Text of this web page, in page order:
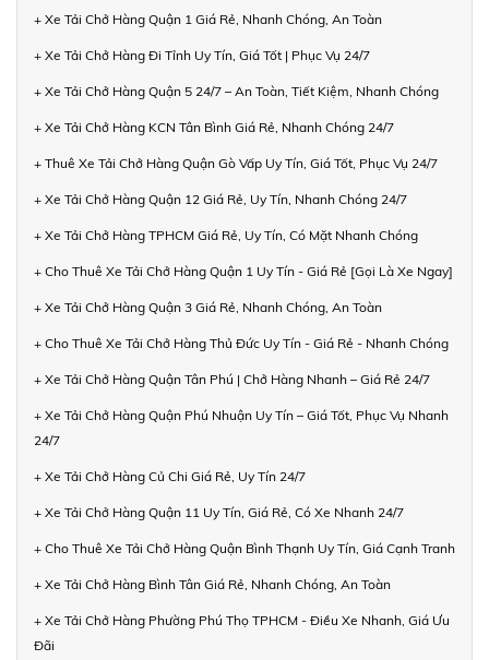
+ Xe Tải Chở Hàng Quận 1 Giá Rẻ, Nhanh Chóng, An Toàn
+ Xe Tải Chở Hàng Đi Tỉnh Uy Tín, Giá Tốt | Phục Vụ 24/7
+ Xe Tải Chở Hàng Quận 5 24/7 – An Toàn, Tiết Kiệm, Nhanh Chóng
+ Xe Tải Chở Hàng KCN Tân Bình Giá Rẻ, Nhanh Chóng 24/7
+ Thuê Xe Tải Chở Hàng Quận Gò Vấp Uy Tín, Giá Tốt, Phục Vụ 24/7
+ Xe Tải Chở Hàng Quận 12 Giá Rẻ, Uy Tín, Nhanh Chóng 24/7
+ Xe Tải Chở Hàng TPHCM Giá Rẻ, Uy Tín, Có Mặt Nhanh Chóng
+ Cho Thuê Xe Tải Chở Hàng Quận 1 Uy Tín - Giá Rẻ [Gọi Là Xe Ngay]
+ Xe Tải Chở Hàng Quận 3 Giá Rẻ, Nhanh Chóng, An Toàn
+ Cho Thuê Xe Tải Chở Hàng Thủ Đức Uy Tín - Giá Rẻ - Nhanh Chóng
+ Xe Tải Chở Hàng Quận Tân Phú | Chở Hàng Nhanh – Giá Rẻ 24/7
+ Xe Tải Chở Hàng Quận Phú Nhuận Uy Tín – Giá Tốt, Phục Vụ Nhanh
24/7
+ Xe Tải Chở Hàng Củ Chi Giá Rẻ, Uy Tín 24/7
+ Xe Tải Chở Hàng Quận 11 Uy Tín, Giá Rẻ, Có Xe Nhanh 24/7
+ Cho Thuê Xe Tải Chở Hàng Quận Bình Thạnh Uy Tín, Giá Cạnh Tranh
+ Xe Tải Chở Hàng Bình Tân Giá Rẻ, Nhanh Chóng, An Toàn
+ Xe Tải Chở Hàng Phường Phú Thọ TPHCM - Điều Xe Nhanh, Giá Ưu
Đãi